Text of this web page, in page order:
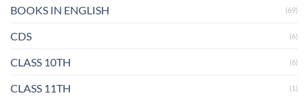
BOOKS IN ENGLISH (69)
CDS (6)
CLASS 10TH (6)
CLASS 11TH (1)